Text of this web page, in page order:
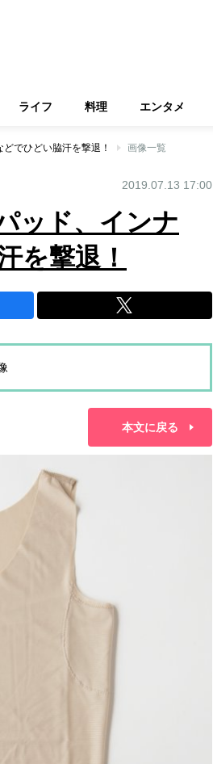
ライフ 料理 エンタメ
でひどい脇汗を撃退！ 画像一覧
2019.07.13 17:00
ッド、インナ
を撃退！
本文に戻る